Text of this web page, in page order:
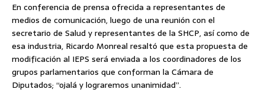
En conferencia de prensa ofrecida a representantes de
medios de comunicación, luego de una reunión con el
secretario de Salud y representantes de la SHCP, así como de
esa industria, Ricardo Monreal resaltó que esta propuesta de
modificación al IEPS será enviada a los coordinadores de los
grupos parlamentarios que conforman la Cámara de
Diputados; “ojalá y lograremos unanimidad”.